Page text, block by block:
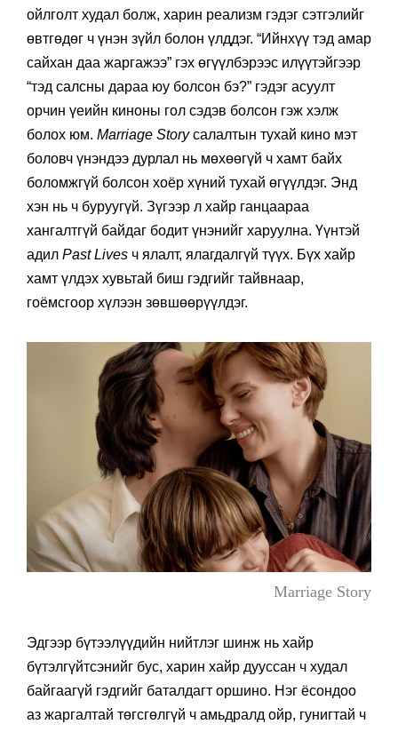
ойлголт худал болж, харин реализм гэдэг сэтгэлийг
өвтгөдөг ч үнэн зүйл болон үлддэг. “Ийнхүү тэд амар
сайхан даа жаргажээ” гэх өгүүлбэрээс илүүтэйгээр
“тэд салсны дараа юу болсон бэ?” гэдэг асуулт
орчин үеийн киноны гол сэдэв болсон гэж хэлж
болох юм. Marriage Storyсалалтын тухай кино мэт
боловч үнэндээ дурлал нь мөхөөгүй ч хамт байх
боломжгүй болсон хоёр хүний тухай өгүүлдэг. Энд
хэн нь ч буруугүй. Зүгээр л хайр ганцаараа
хангалтгүй байдаг бодит үнэнийг харуулна. Үүнтэй
адил Past Lives ч ялалт, ялагдалгүй түүх. Бүх хайр
хамт үлдэх хувьтай биш гэдгийг тайвнаар,
гоёмсгоор хүлээн зөвшөөрүүлдэг.
Marriage Story
Эдгээр бүтээлүүдийн нийтлэг шинж нь хайр
бүтэлгүйтсэнийг бус, харин хайр дууссан ч худал
байгаагүй гэдгийг баталдагт оршино. Нэг ёсондоо
аз жаргалтай төгсгөлгүй ч амьдралд ойр, гунигтай ч